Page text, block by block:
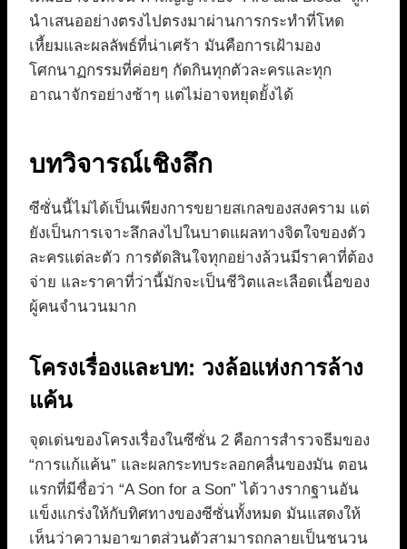
นำเสนออย่างตรงไปตรงมาผ่านการกระทำที่โหด
เหี้ยมและผลลัพธ์ที่น่าเศร้า มันคือการเฝ้ามอง
โศกนาฏกรรมที่ค่อยๆ กัดกินทุกตัวละครและทุก
อาณาจักรอย่างช้าๆ แต่ไม่อาจหยุดยั้งได้
บทวิจารณ์เชิงลึก
ซีซั่นนี้ไม่ได้เป็นเพียงการขยายสเกลของสงคราม แต่
ยังเป็นการเจาะลึกลงไปในบาดแผลทางจิตใจของตัว
ละครแต่ละตัว การตัดสินใจทุกอย่างล้วนมีราคาที่ต้อง
จ่าย และราคาที่ว่านี้มักจะเป็นชีวิตและเลือดเนื้อของ
ผู้คนจำนวนมาก
โครงเรื่องและบท: วงล้อแห่งการล้าง
แค้น
จุดเด่นของโครงเรื่องในซีซั่น 2 คือการสำรวจธีมของ
“การแก้แค้น” และผลกระทบระลอกคลื่นของมัน ตอน
แรกที่มีชื่อว่า “A Son for a Son” ได้วางรากฐานอัน
แข็งแกร่งให้กับทิศทางของซีซั่นทั้งหมด มันแสดงให้
เห็นว่าความอาฆาตส่วนตัวสามารถกลายเป็นชนวน